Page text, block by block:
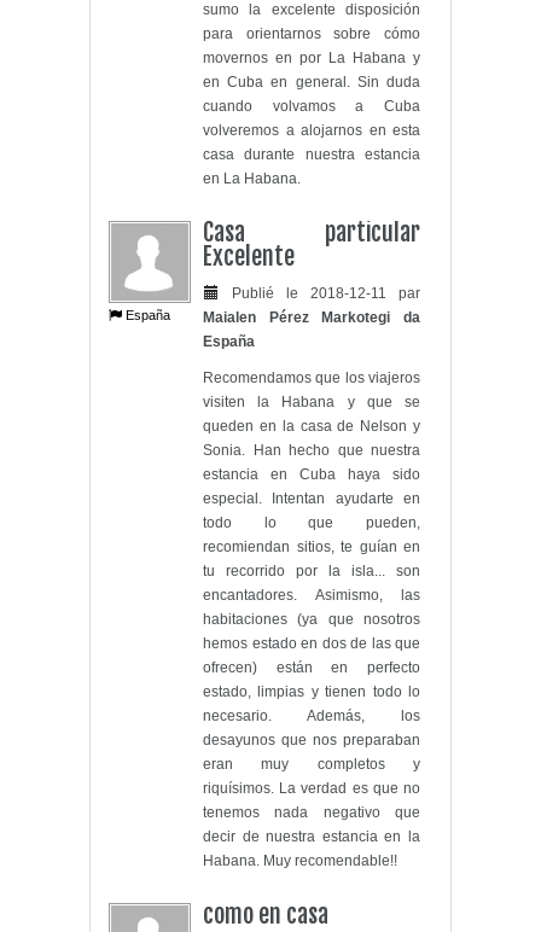
sumo la excelente disposición
para orientarnos sobre cómo
movernos en por La Habana y
en Cuba en general. Sin duda
cuando volvamos a Cuba
volveremos a alojarnos en esta
casa durante nuestra estancia
en La Habana.
España
Casa particular
Excelente
Publié le 2018-12-11 par
Maialen Pérez Markotegi da
España
Recomendamos que los viajeros
visiten la Habana y que se
queden en la casa de Nelson y
Sonia. Han hecho que nuestra
estancia en Cuba haya sido
especial. Intentan ayudarte en
todo lo que pueden,
recomiendan sitios, te guían en
tu recorrido por la isla... son
encantadores. Asimismo, las
habitaciones (ya que nosotros
hemos estado en dos de las que
ofrecen) están en perfecto
estado, limpias y tienen todo lo
necesario. Además, los
desayunos que nos preparaban
eran muy completos y
riquísimos. La verdad es que no
tenemos nada negativo que
decir de nuestra estancia en la
Habana. Muy recomendable!!
como en casa